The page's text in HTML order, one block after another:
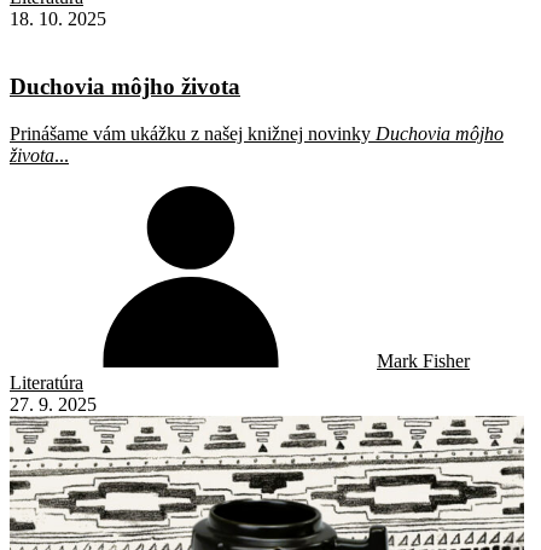
18. 10. 2025
Duchovia môjho života
Prinášame vám ukážku z našej knižnej novinky Duchovia môjho
života...
Mark Fisher
Literatúra
27. 9. 2025